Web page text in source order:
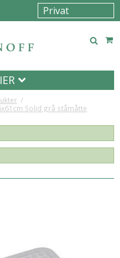
/
Solid grå ståmåtte